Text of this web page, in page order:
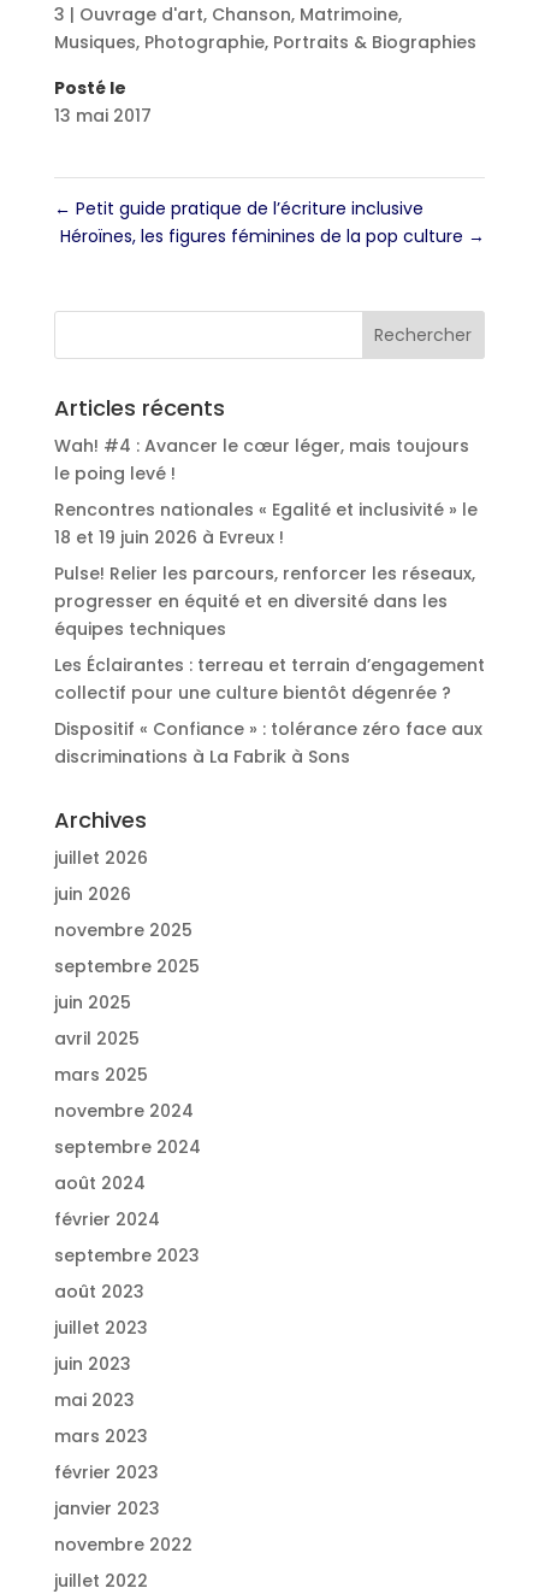
3 | Ouvrage d'art, Chanson, Matrimoine,
Musiques, Photographie, Portraits & Biographies
Posté le
13 mai 2017
← Petit guide pratique de l’écriture inclusive
Héroïnes, les figures féminines de la pop culture →
Articles récents
Wah! #4 : Avancer le cœur léger, mais toujours
le poing levé !
Rencontres nationales « Egalité et inclusivité » le
18 et 19 juin 2026 à Evreux !
Pulse! Relier les parcours, renforcer les réseaux,
progresser en équité et en diversité dans les
équipes techniques
Les Éclairantes : terreau et terrain d’engagement
collectif pour une culture bientôt dégenrée ?
Dispositif « Confiance » : tolérance zéro face aux
discriminations à La Fabrik à Sons
Archives
juillet 2026
juin 2026
novembre 2025
septembre 2025
juin 2025
avril 2025
mars 2025
novembre 2024
septembre 2024
août 2024
février 2024
septembre 2023
août 2023
juillet 2023
juin 2023
mai 2023
mars 2023
février 2023
janvier 2023
novembre 2022
juillet 2022